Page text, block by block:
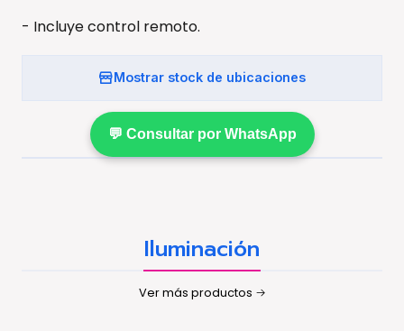
- Incluye control remoto.
Mostrar stock de ubicaciones
💬 Consultar por WhatsApp
Iluminación
Ver más productos